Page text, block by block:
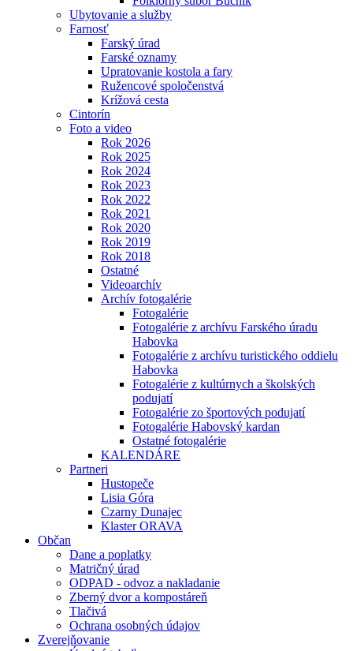
Ubytovanie a služby
Farnosť
Farský úrad
Farské oznamy
Upratovanie kostola a fary
Ružencové spoločenstvá
Krížová cesta
Cintorín
Foto a video
Rok 2026
Rok 2025
Rok 2024
Rok 2023
Rok 2022
Rok 2021
Rok 2020
Rok 2019
Rok 2018
Ostatné
Videoarchív
Archív fotogalérie
Fotogalérie
Fotogalérie z archívu Farského úradu
Habovka
Fotogalérie z archívu turistického oddielu
Habovka
Fotogalérie z kultúrnych a školských
podujatí
Fotogalérie zo športových podujatí
Fotogalérie Habovský kardan
Ostatné fotogalérie
KALENDÁRE
Partneri
Hustopeče
Lisia Góra
Czarny Dunajec
Klaster ORAVA
Občan
Dane a poplatky
Matričný úrad
ODPAD - odvoz a nakladanie
Zberný dvor a kompostáreň
Tlačivá
Ochrana osobných údajov
Zverejňovanie